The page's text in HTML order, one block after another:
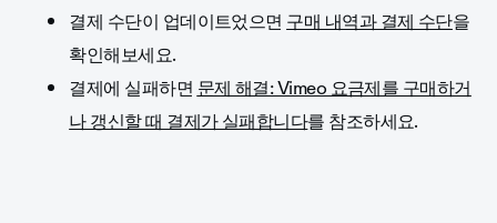
결제 수단이 업데이트었으면구매 내역과 결제 수단을
확인해보세요.
결제에 실패하면문제 해결: Vimeo 요금제를 구매하거
나 갱신할 때 결제가 실패합니다를 참조하세요.